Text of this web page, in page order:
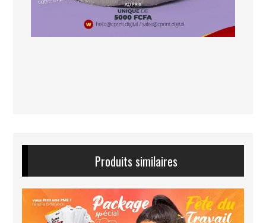
Produits similaires